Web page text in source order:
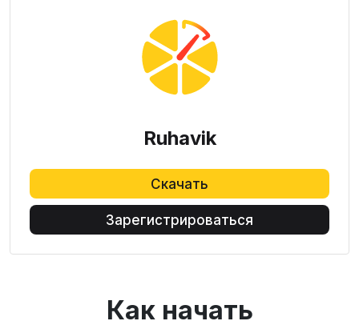
Ruhavik
Скачать
Зарегистрироваться
Как начать